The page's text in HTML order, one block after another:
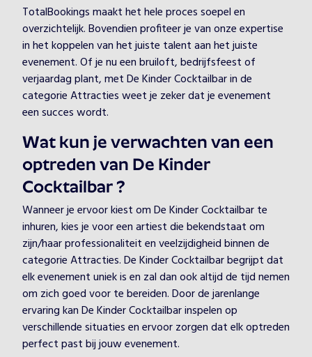
TotalBookings maakt het hele proces soepel en
overzichtelijk. Bovendien profiteer je van onze expertise
in het koppelen van het juiste talent aan het juiste
evenement. Of je nu een bruiloft, bedrijfsfeest of
verjaardag plant, met De Kinder Cocktailbar in de
categorie Attracties weet je zeker dat je evenement
een succes wordt.
Wat kun je verwachten van een
optreden van De Kinder
Cocktailbar ?
Wanneer je ervoor kiest om De Kinder Cocktailbar te
inhuren, kies je voor een artiest die bekendstaat om
zijn/haar professionaliteit en veelzijdigheid binnen de
categorie Attracties. De Kinder Cocktailbar begrijpt dat
elk evenement uniek is en zal dan ook altijd de tijd nemen
om zich goed voor te bereiden. Door de jarenlange
ervaring kan De Kinder Cocktailbar inspelen op
verschillende situaties en ervoor zorgen dat elk optreden
perfect past bij jouw evenement.